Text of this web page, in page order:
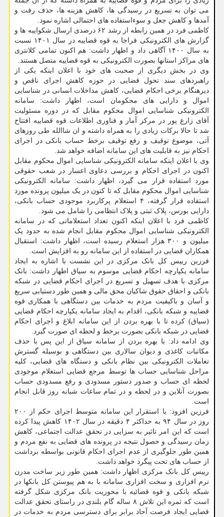
می توان به تسریع در رسیدگی ها، کاهش هزینه ها، حذف رفت و
آمدها و کاهش جعل و سوءاستفاده های احتمالی اشاره نمود.
کاظمی فرد در همین رابطه از رشد ۶۲ درصدی ارسال شکواییه ها و
گزارش های الکترونیکی فراجا به قوه قضاییه در سال ۱۴۰۱ نسبت
به سال ۱۴۰۰ آگاهی داد و اظهار داشت: هم اکنون تمامی کلانتری
های مراکز استانها بصورت الکترونیکی به قوه قضاییه متصل هستند.
وی در بخش دیگری از صحبت های خود با اعلان اینکه یکی از
راهبردهای سند تحول قضایی در حوزه کاهش اجرای ناقص و
دیرهنگام برخی احکام قضایی، کاهش مداخلات انسانی در شناسایی
اموال و دارایی های محکومان است، اظهار داشت: سامانه
الکترونیکی شناسایی اموال محکوم مقابل که در دوره مسئولیت
آقای زارع پور در مرکز آمار و فناوری اطلاعات قوه قضاییه افتتاح
شد تا حالا برکات زیادی را به همراه داشته و ان شاالله طی روزهای
آتی، موضوع توقیف و رفع توقیف برخط حساب بانکی در اجرای
احکام نیز به قابلیت های این سامانه اضافه خواهد شد.
وی با اعلان اینکه سامانه الکترونیکی شناسایی اموال محکوم مقابل
اکنون در اجرای احکام و بررسی دعاوی اعسار در شعب حقوقی
مورد استفاده قرار می گیرد، اظهار داشت: سامانه الکترونیکی
شناسایی اموال محکوم مقابل که تا کنون در یک میلیون پرونده مورد
استفاده قرار گرفته، ۴ استعلام پرکاربرد موجودی حساب بانکی،
دارایی بورس، پلاک ثبتی و پلاک انتظامی را شامل می شود.
کاظمی فرد با اعلان اینکه اکنون تعداد استعلاماتی که در سامانه
الکترونیکی شناسایی اموال محکوم مقابل انجام شده به حدود یک
میلیون و ۳۰۰ هزار استعلام رسیده است، اظهار داشت: استقبال
همکاران قضایی در استفاده از این سامانه رو به افزایش است.
فرزین رییس کل بانک مرکزی در این نشست با اشاره به ایجاد
سامانه یکپارچه احکام قضایی موسوم به سیاق اظهار داشت: بانک
مرکزی با هدف تسهیل و تسریع در اجرای احکام قضایی در شبکه
بانکی و احقاق حقوق شاکیان محق مالی و همین طور دستیابی سریع
و آسان و باکیفیت مردم به خدمات بین دستگاهی با همکاری قوه
قضاییه و شبکه بانکی، اقدام به ایجاد سامانه یکپارچه احکام قضایی
(سیاق) کرده تا با بهره بردن از این سامانه ابلاغ و اجرای احکام
قضایی در شبکه بانکی بصورت برخط و لحظه ای صورت گیرد.
وی ادامه داد: با بهره بردن از سامانه سیاق از این پس با حذف
مکاتبات کاغذی و دیوان سالاری بین دستگاهی و بوسیله گسترش
تعاملات الکترونیکی بین نظام بانکی و دستگاه های قضایی، کلیه
مراحل شناسایی حساب ها توسط مرجع قضایی استعلام موجودی
لحظه ای حساب و صدور دستور مسدودی و رفع مسدودی حساب
بصورت آنلاین و در لحظه و در تمام ساعات شبانه روز قابل انجام
است.
فرزین افزود: با استقرار این سامانه متوسط اجرای حکم از ۲۰۰
روز در سال ۹۴ به حداکثر ۴ دقیقه در سال ۱۴۰۲ کاهش پیدا کرده
است که این امر تاثیر به سزایی در تحقق عدالت اجتماعی، کاهش
زمان رسیدگی و حصول نتیجه در پرونده های قضایی به نفع مردم و
همین طور جلوگیری از عدم اجرای احکام قانونی بواسطه برداشت
از حساب های تحت پیگرد خواهد داشت.
رییس کل بانک مرکزی اظهار داشت: همین طور زیر ساخت مدرن
نرم افزاری و سخت افزاری سامانه با به هم پیوستن کل بانکها در
شبکه بانکی و قوه قضائیه با محوریت بانک مرکزی شکل گرفته
است که ثمره این تلاش ۸ ساله گام بلندی در راستای تحقق عدالت
قضایی ایجاد فرصت آحاد برابر برای دسترسی مردم به خدمات در